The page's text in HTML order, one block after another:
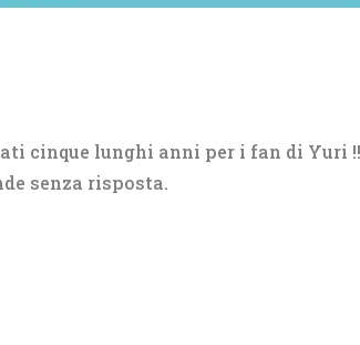
cinque lunghi anni per i fan di Yuri
senza risposta.